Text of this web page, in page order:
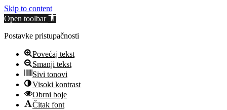
Skip to content
Open toolbar
Postavke pristupačnosti
Povećaj tekst
Smanji tekst
Sivi tonovi
Visoki kontrast
Obrni boje
Čitak font